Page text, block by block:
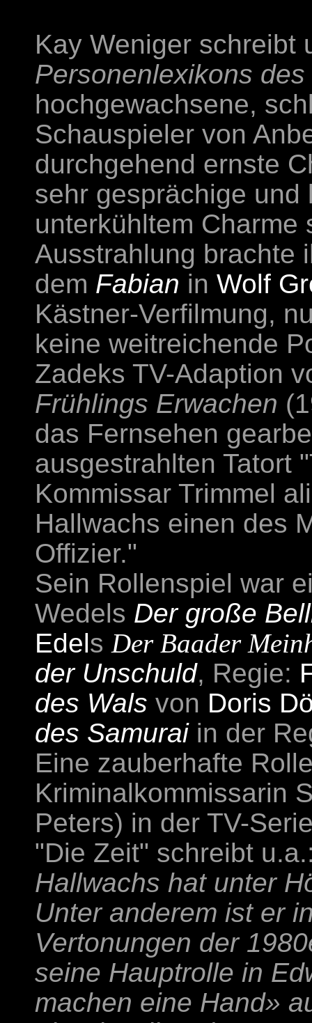
Kay Weniger schreibt
Personenlexikons des
hochgewachsene,
Schauspieler von
durchgehend ernste
sehr gesprächige und
unterkühltem Charme
Ausstrahlung brachte
dem Fabian in Wolf
Kästner-Verfilmung,
keine weitreichende
Zadeks TV-Adaption
Frühlings Erwachen
das Fernsehen
ausgestrahlten Tatort
Kommissar Trimmel
Hallwachs einen des
Offizier."
Sein Rollenspiel war
Wedels Der große
Edels Der Baader
der Unschuld, Regie:
des Wals von Doris
des Samurai in der
Eine zauberhafte
Kriminalkommissarin
Peters) in der TV-
"Die Zeit" schreibt
Hallwachs hat unter
Unter anderem ist er
Vertonungen der
seine Hauptrolle in
machen eine Hand»